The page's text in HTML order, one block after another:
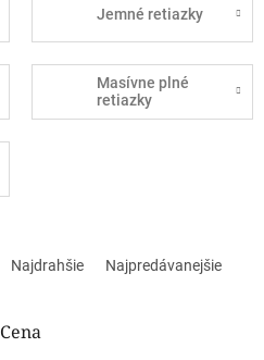
Jemné retiazky
Masívne plné
retiazky
Najdrahšie Najpredávanejšie
Cena